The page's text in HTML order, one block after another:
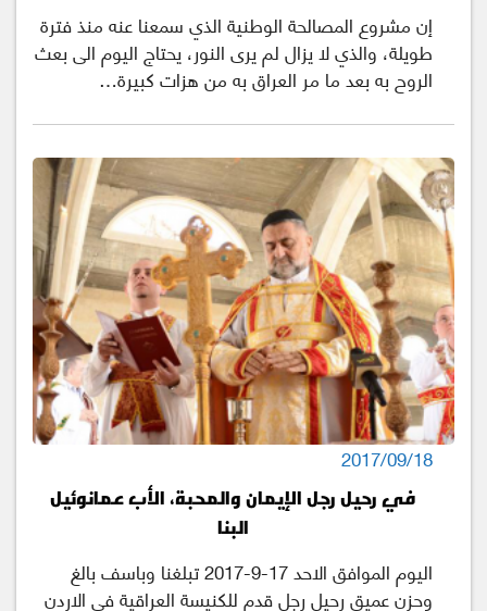
إن مشروع المصالحة الوطنية الذي سمعنا عنه منذ فترة
طويلة، والذي لا يزال لم يرى النور، يحتاج اليوم الى بعث
الروح به بعد ما مر العراق به من هزات كبيرة…
2017/09/18
في رحيل رجل الإيمان والمحبة، الأب عمانوئيل
البنا
اليوم الموافق الاحد 17-9-2017 تبلغنا وباسف بالغ
وحزن عميق رحيل رجل قدم للكنيسة العراقية في الاردن